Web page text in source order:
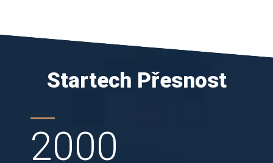
Startech Přesnost
2000